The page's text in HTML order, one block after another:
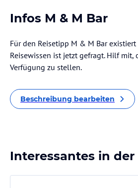
Infos M & M Bar
Für den Reisetipp M & M Bar
Reisewissen ist jetzt gefragt. Hilf
Verfügung zu stellen.
Beschreibung bearbeiten
Interessantes in der